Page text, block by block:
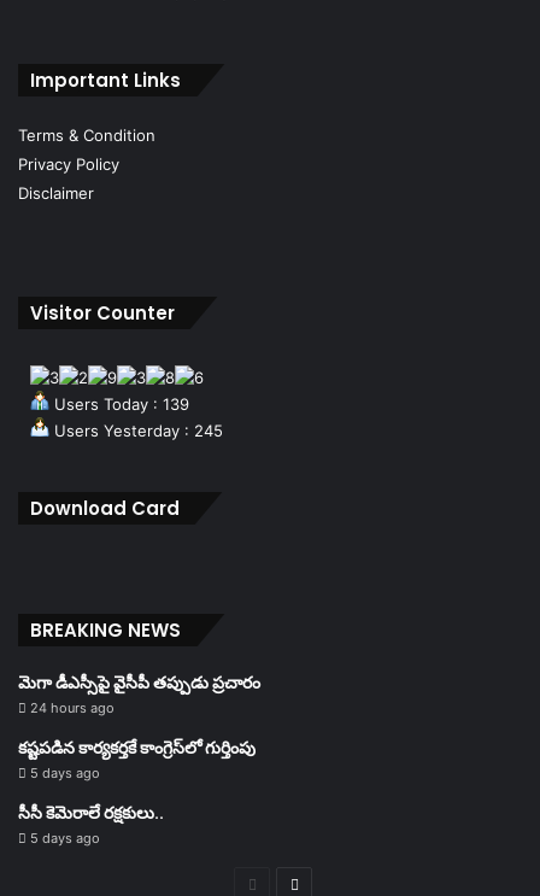
Important Links
Terms & Condition
Privacy Policy
Disclaimer
Visitor Counter
Users Today : 139
Users Yesterday : 245
Download Card
BREAKING NEWS
మెగా డీఎస్సీపై వైసీపీ తప్పుడు ప్రచారం
24 hours ago
కష్టపడిన కార్యకర్తకే కాంగ్రెస్‌లో గుర్తింపు
5 days ago
సీసీ కెమెరాలే రక్షకులు..
5 days ago
PreviousNext